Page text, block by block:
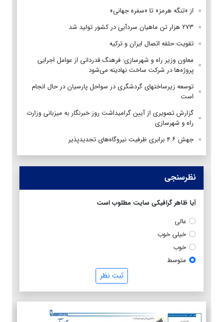
از «تنگه هرمز» تا «سفره جهانی»
۲۷۳ هزار تن ماهیان سردآبی در کشور تولید شد
تقویت حلقه اتصال ایران و ترکیه
معاون وزیر راه و شهرسازی: فرهنگ قدردانی از عوامل اجرایی
پروژه‌ها در شرکت ساخت نهادینه می‌شود
توسعه زیرساختهای گردشگری در سواحل پارسیان در حال انجام
است
گزارش تصویری از آیین گرامیداشت روز خبرنگار به میزبانی وزارت
راه و شهرسازی
جهش ۴.۶ برابری ظرفیت نیروگاه‌های تجدیدپذیر
نظرسنجی
آیا ظاهر گرافیکی سایت مطلوب است
عالی
خیلی خوب
خوب
متوسط
ثبت نظر